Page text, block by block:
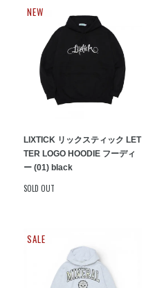
NEW
LIXTICK リックスティック LET
TER LOGO HOODIE フーディ
ー (01) black
SOLD OUT
SALE